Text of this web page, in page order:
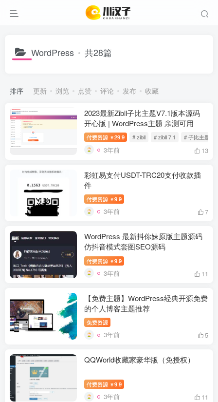
WordPress 共28篇
排序 更新 浏览 点赞 评论 发布 收藏
2023最新Zibll子比主题V7.1版本源码
开心版 | WordPress主题 亲测可用
付费资源 ￥29.9 # zibll # zibll 7.1 # 子比主题
3年前 13
彩虹易支付USDT-TRC20支付收款插
件
付费资源 ￥9.9
3年前 7
WordPress 最新抖你妹原版主题源码
仿抖音模式套图SEO源码
付费资源 ￥9.9
3年前 11
【免费主题】WordPress经典开源免费
的个人博客主题推荐
免费资源
3年前 5
QQWorld收藏家豪华版（免授权）
付费资源 ￥9.9
3年前 11